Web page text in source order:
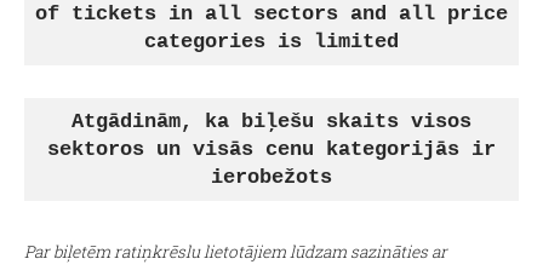
of tickets in all sectors and all price
categories is limited
Atgādinām, ka biļešu skaits visos
sektoros un visās cenu kategorijās ir
ierobežots
Par biļetēm ratiņkrēslu lietotājiem lūdzam sazināties ar